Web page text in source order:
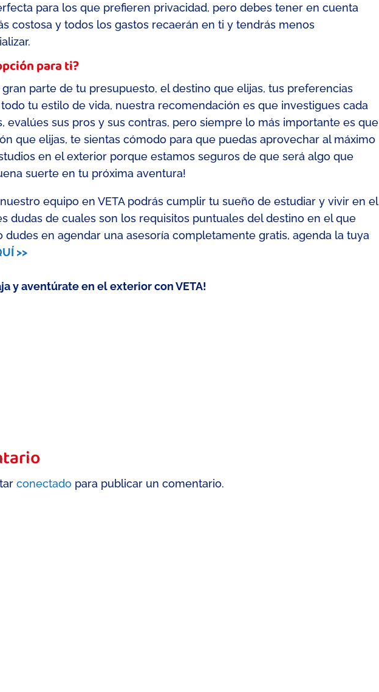
para los que prefieren privacidad, pero debes tener en cuenta
costosa y todos los gastos recaerán en ti y tendrás menos
para ti?
parte de tu presupuesto, el destino que elijas, tus preferencias
tu estilo de vida, nuestra recomendación es que investigues cada
evalúes sus pros y sus contras, pero siempre lo más importante es que
que elijas, te sientas cómodo para que puedas aprovechar al máximo
en el exterior porque estamos segurosde que será algo que
suerte en tu próxima aventura!
equipo en VETA podrás cumplir tu sueño de estudiar y vivir en el
dudas de cuales son los requisitos puntuales del destino en el que
dudes en agendar una asesoría completamente gratis,agenda la tuya
>>
y aventúrate en el exterior con VETA!
conectado para publicar un comentario.